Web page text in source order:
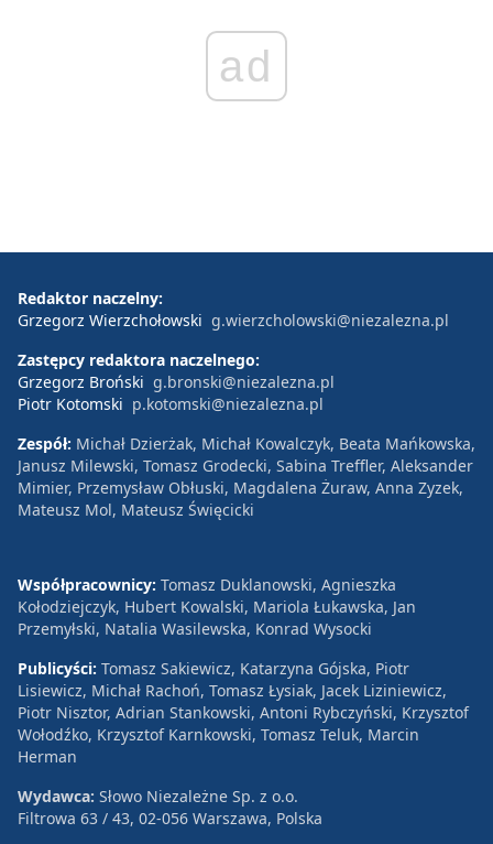
ad
Redaktor naczelny:
Grzegorz Wierzchołowski g.wierzcholowski@niezalezna.pl
Zastępcy redaktora naczelnego:
Grzegorz Broński g.bronski@niezalezna.pl
Piotr Kotomski p.kotomski@niezalezna.pl
Zespół: Michał Dzierżak, Michał Kowalczyk, Beata Mańkowska,
Janusz Milewski, Tomasz Grodecki, Sabina Treffler, Aleksander
Mimier, Przemysław Obłuski, Magdalena Żuraw, Anna Zyzek,
Mateusz Mol, Mateusz Święcicki
Współpracownicy: Tomasz Duklanowski, Agnieszka
Kołodziejczyk, Hubert Kowalski, Mariola Łukawska, Jan
Przemyłski, Natalia Wasilewska, Konrad Wysocki
Publicyści: Tomasz Sakiewicz, Katarzyna Gójska, Piotr
Lisiewicz, Michał Rachoń, Tomasz Łysiak, Jacek Liziniewicz,
Piotr Nisztor, Adrian Stankowski, Antoni Rybczyński, Krzysztof
Wołodźko, Krzysztof Karnkowski, Tomasz Teluk, Marcin
Herman
Wydawca: Słowo Niezależne Sp. z o.o.
Filtrowa 63 / 43, 02-056 Warszawa, Polska